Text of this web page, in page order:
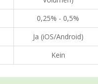
0,25% - 0,5%
Ja (iOS/Android)
Kein